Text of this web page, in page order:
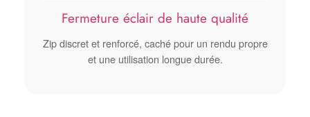
Fermeture éclair de haute qualité
Zip discret et renforcé, caché pour un rendu propre
et une utilisation longue durée.